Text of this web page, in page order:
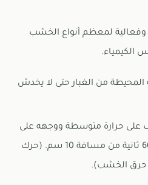
وفعالية لمعظم أنواع الخشب
الكيمياء.
من الغبار حتى لا يخدش
حرارة متوسطة ووجهه على
طرف الشريط لمدة 30-60 ثانية من مسافة 10 سم. (حرك
حرق الخشب).